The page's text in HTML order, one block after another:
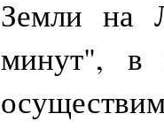
Земли на
минут", в